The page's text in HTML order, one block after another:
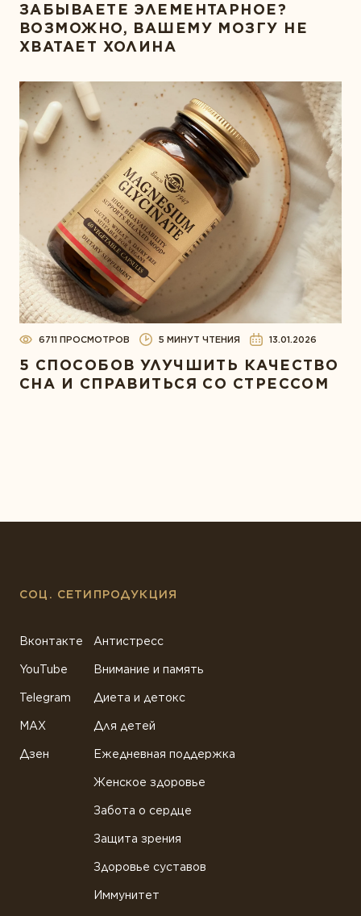
ЗАБЫВАЕТЕ ЭЛЕМЕНТАРНОЕ?
ВОЗМОЖНО, ВАШЕМУ МОЗГУ НЕ
ХВАТАЕТ ХОЛИНА
6711 ПРОСМОТРОВ 5 МИНУТ ЧТЕНИЯ 13.01.2026
5 СПОСОБОВ УЛУЧШИТЬ КАЧЕСТВО
СНА И СПРАВИТЬСЯ СО СТРЕССОМ
СОЦ. СЕТИ
Вконтакте
YouTube
Telegram
MAX
Дзен
ПРОДУКЦИЯ
Антистресс
Внимание и память
Диета и детокс
Для детей
Ежедневная поддержка
Женское здоровье
Забота о сердце
Защита зрения
Здоровье суставов
Иммунитет